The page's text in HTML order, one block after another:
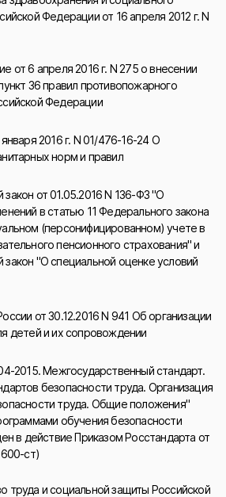
Федерации от 16 апреля 2012 г. N
от 6 апреля 2016 г. N 275 о внесении
36 правил противопожарного
Федерации
2016 г. N 01/476-16-24 О
норм и правил
от 01.05.2016 N 136-ФЗ "О
в статью 11 Федерального закона
(персонифицированном) учете в
пенсионного страхования" и
"О специальной оценке условий
от 30.12.2016 N 941 Об организации
детей и их сопровождении
2015. Межгосударственный стандарт.
безопасности труда. Организация
труда. Общие положения"
обучения безопасности
в действие Приказом Росстандарта от
ст)
труда и социальной защиты Российской